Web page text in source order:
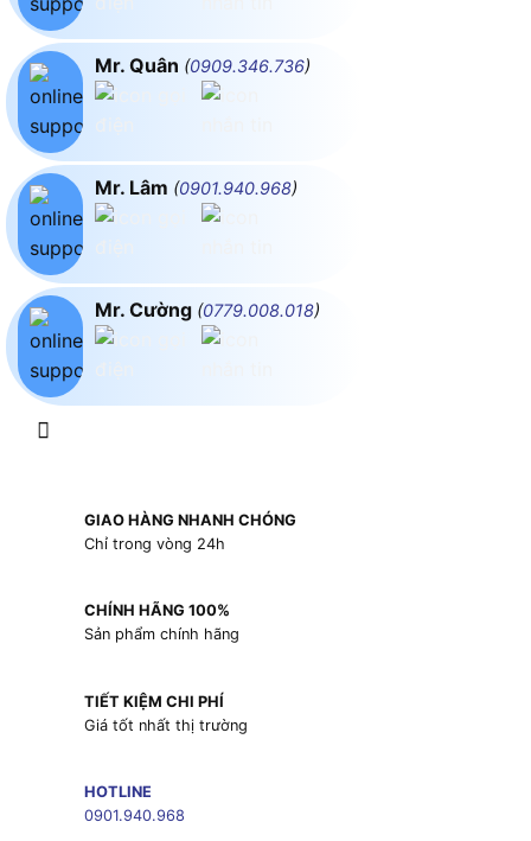
Mr. Quân (0909.346.736)
Mr. Lâm (0901.940.968)
Mr. Cường (0779.008.018)
GIAO HÀNG NHANH CHÓNG
Chỉ trong vòng 24h
CHÍNH HÃNG 100%
Sản phẩm chính hãng
TIẾT KIỆM CHI PHÍ
Giá tốt nhất thị trường
HOTLINE
0901.940.968